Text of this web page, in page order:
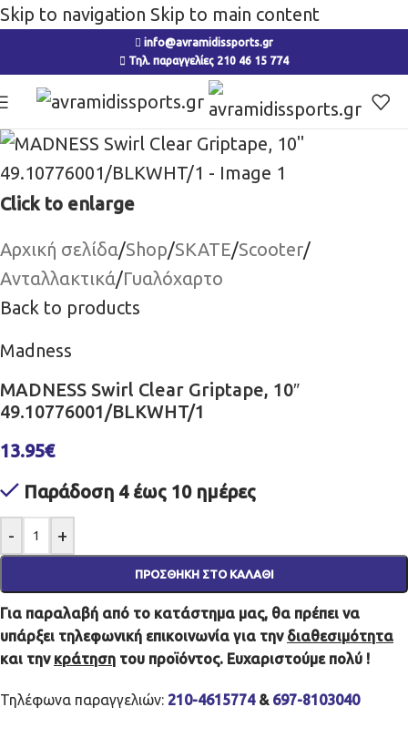
Skip to navigation Skip to main content
info@avramidissports.gr
Τηλ. παραγγελίες 210 46 15 774
Click to enlarge
Αρχική σελίδα/Shop/SKATE/Scooter/
Ανταλλακτικά/Γυαλόχαρτο
Back to products
Madness
MADNESS Swirl Clear Griptape, 10″
49.10776001/BLKWHT/1
13.95€
Παράδοση 4 έως 10 ημέρες
- +
ΠΡΟΣΘΉΚΗ ΣΤΟ ΚΑΛΆΘΙ
Για παραλαβή από το κατάστημα μας, θα πρέπει να
υπάρξει τηλεφωνική επικοινωνία για την διαθεσιμότητα
και την κράτηση του προϊόντος. Ευχαριστούμε πολύ !
Τηλέφωνα παραγγελιών: 210-4615774& 697-8103040